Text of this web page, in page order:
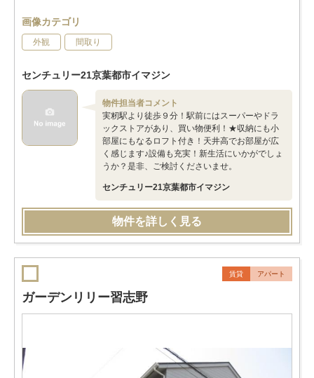
画像カテゴリ
外観 間取り
センチュリー21京葉都市イマジン
物件担当者コメント
実籾駅より徒歩９分！駅前にはスーパーやドラ
ックストアがあり、買い物便利！★収納にも小
部屋にもなるロフト付き！天井高でお部屋が広
く感じます♪設備も充実！新生活にいかがでしょ
うか？是非、ご検討くださいませ。
センチュリー21京葉都市イマジン
物件を詳しく見る
賃貸 アパート
ガーデンリリー習志野